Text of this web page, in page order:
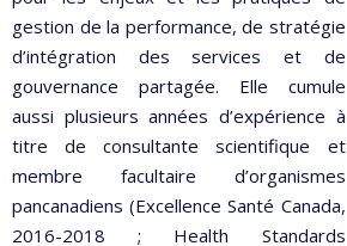
gestion de la performance, de stratégie
d’intégration des services et de
gouvernance partagée. Elle cumule
aussi plusieurs années d’expérience à
titre de consultante scientifique et
membre facultaire d’organismes
pancanadiens (Excellence Santé Canada,
2016-2018 ; Health Standards